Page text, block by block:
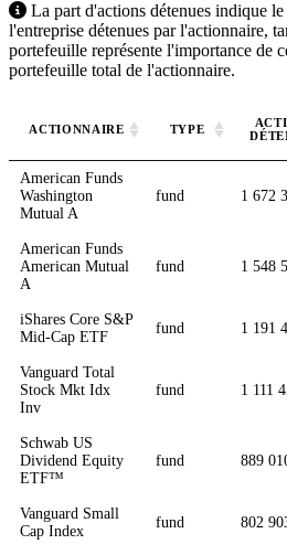
La part d'actions détenues indique
l'entreprise détenues par l'actionnaire,
portefeuille représente l'importance de
portefeuille total de l'actionnaire.
ACTIONNAIRE TYPE
American Funds
Washington
Mutual A
fund 1 672
American Funds
American Mutual
A
fund 1 548
iShares Core S&P
Mid-Cap ETF
fund 1 191
Vanguard Total
Stock Mkt Idx
Inv
fund 1 111
Schwab US
Dividend Equity
ETF™
fund 889
Vanguard Small
Cap Index
fund 802